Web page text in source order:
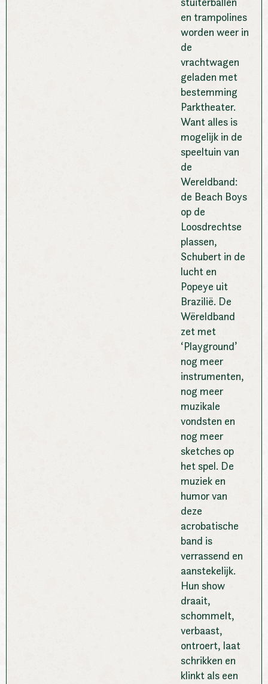
en trampolines
worden weer in
de
vrachtwagen
geladen met
bestemming
Parktheater.
Want alles is
mogelijk in de
speeltuin van
de
Wereldband:
de Beach Boys
op de
Loosdrechtse
plassen,
Schubert in de
lucht en
Popeye uit
Brazilië. De
Wëreldband
zet met
‘Playground’
nog meer
instrumenten,
nog meer
muzikale
vondsten en
nog meer
sketches op
het spel. De
muziek en
humor van
deze
acrobatische
band is
verrassend en
aanstekelijk.
Hun show
draait,
schommelt,
verbaast,
ontroert, laat
schrikken en
klinkt als een